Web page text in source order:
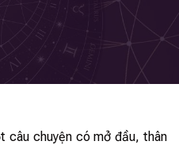
câu chuyện có mở đầu, thân